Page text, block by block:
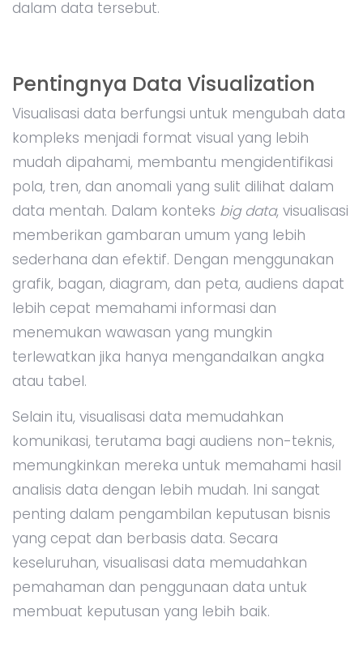
dalam data tersebut.
Pentingnya Data Visualization
Visualisasi data berfungsi untuk mengubah data
kompleks menjadi format visual yang lebih
mudah dipahami, membantu mengidentifikasi
pola, tren, dan anomali yang sulit dilihat dalam
data mentah. Dalam konteks big data, visualisasi
memberikan gambaran umum yang lebih
sederhana dan efektif. Dengan menggunakan
grafik, bagan, diagram, dan peta, audiens dapat
lebih cepat memahami informasi dan
menemukan wawasan yang mungkin
terlewatkan jika hanya mengandalkan angka
atau tabel.
Selain itu, visualisasi data memudahkan
komunikasi, terutama bagi audiens non-teknis,
memungkinkan mereka untuk memahami hasil
analisis data dengan lebih mudah. Ini sangat
penting dalam pengambilan keputusan bisnis
yang cepat dan berbasis data. Secara
keseluruhan, visualisasi data memudahkan
pemahaman dan penggunaan data untuk
membuat keputusan yang lebih baik.